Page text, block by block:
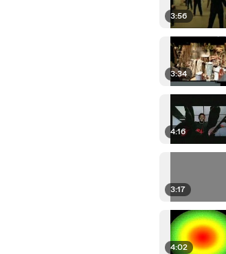
3:56
3:34
4:16
3:17
4:02